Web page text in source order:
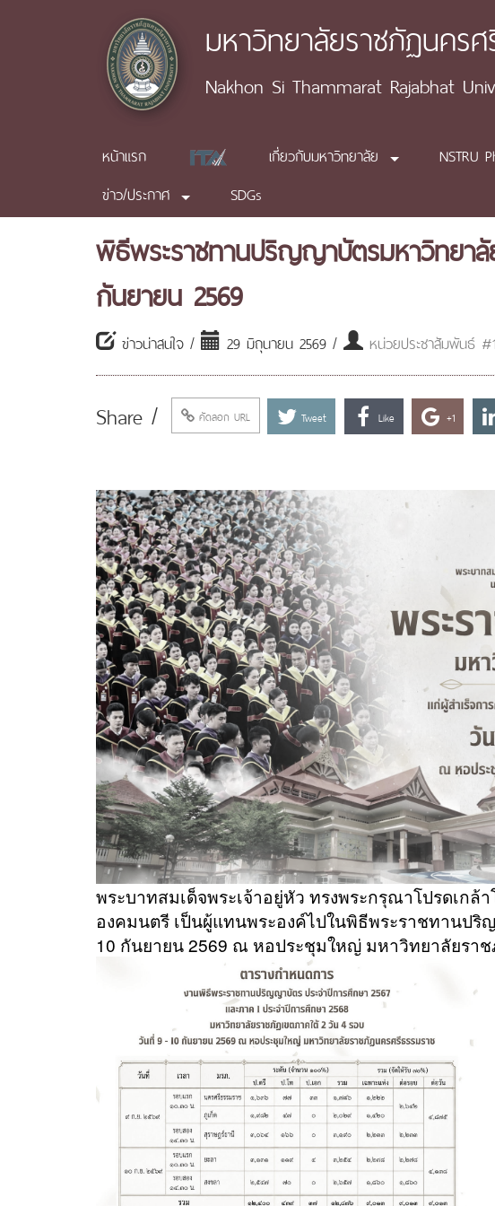
มหาวิทยาลัยราชภัฏนคร
Nakhon Si Thammarat Rajabhat
หน้าแรก เกี่ยวกับมหาวิทยาลัย NSTRU
ข่าว/ประกาศ
SDGs
พิธีพระราชทานปริญญาบัตรมหาวิทยาลั
กันยายน 2569
ข่าวน่าสนใจ / 29 มิถุนายน 2569 / หน่วยประชาสัมพันธ์ #1
Share / คัดลอก URL Tweet Like +1
พระบาทสมเด็จพระเจ้าอยู่หัว ทรงพระกรุณาโปรดเก
องคมนตรี เป็นผู้แทนพระองค์ไปในพิธีพระราชทานป
10 กันยายน 2569 ณ หอประชุมใหญ่ มหาวิทยาลัยรา